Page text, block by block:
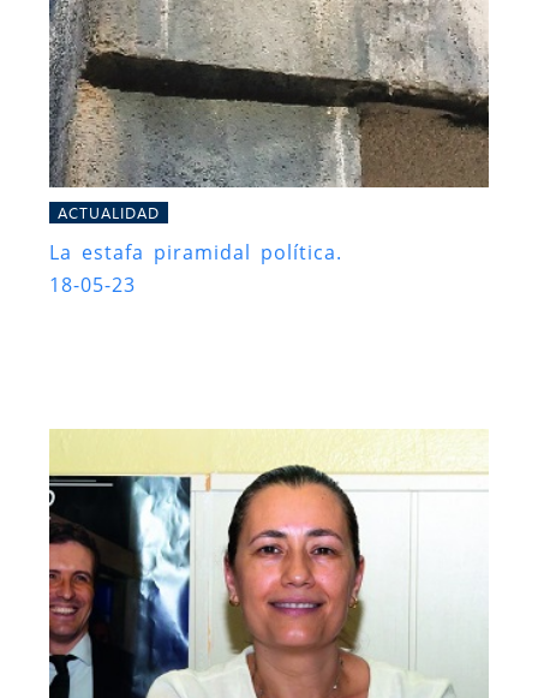
ACTUALIDAD
La estafa piramidal política.
18-05-23